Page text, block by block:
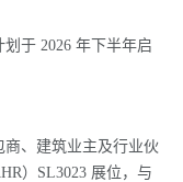
于 2026 年下半年启
、建筑业主及行业伙
）SL3023 展位，与